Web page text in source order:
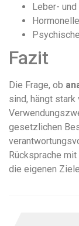
Leber-
Fazit
Die Frage, ob
sind, hängt
gesetzlichen
Rücksprache
die eigenen